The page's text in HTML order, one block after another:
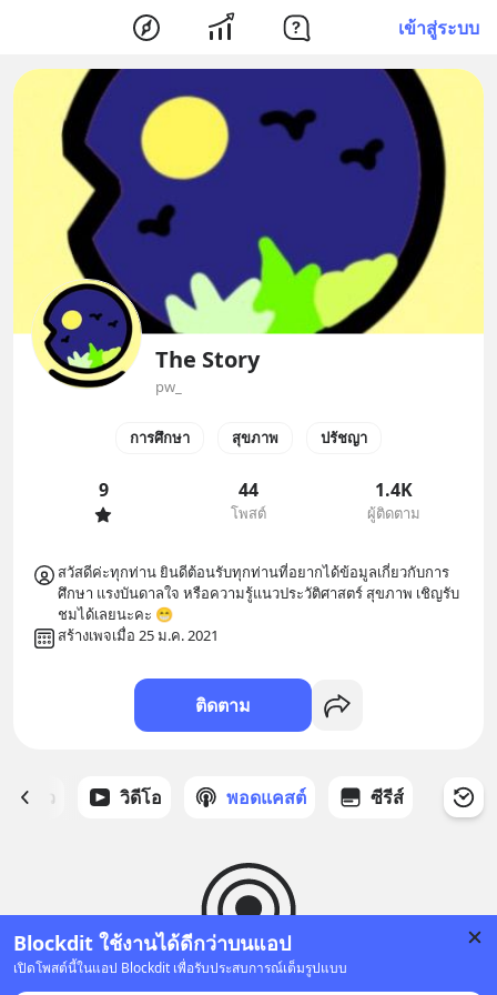
เข้าสู่ระบบ
Blockdit ใช้งานได้ดีกว่าบนแอป
เปิดโพสต์นี้ในแอป Blockdit เพื่อรับประสบการณ์เต็มรูปแบบ
The Story
pw_
การศึกษา สุขภาพ ปรัชญา
9 44
โพสต์
1.4K
ผู้ติดตาม
สวัสดีค่ะทุกท่าน ยินดีต้อนรับทุกท่านที่อยากได้ข้อมูลเกี่ยวกับการ
ศึกษา แรงบันดาลใจ หรือความรู้แนวประวัติศาสตร์ สุขภาพ เชิญรับ
ชมได้เลยนะคะ 😁
สร้างเพจเมื่อ 25 ม.ค. 2021
ติดตาม
ด้ดาว วิดีโอ พอดแคสต์ ซีรีส์